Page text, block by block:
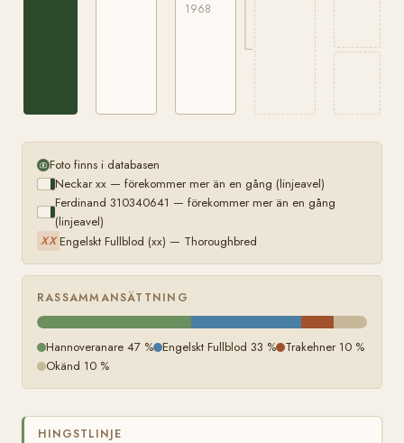
1968
Foto finns i databasen
Neckar xx — förekommer mer än en gång (linjeavel)
Ferdinand 310340641 — förekommer mer än en gång
(linjeavel)
XX Engelskt Fullblod (xx) — Thoroughbred
RASSAMMANSÄTTNING
Hannoveranare 47 % Engelskt Fullblod 33 % Trakehner 10 %
Okänd 10 %
HINGSTLINJE